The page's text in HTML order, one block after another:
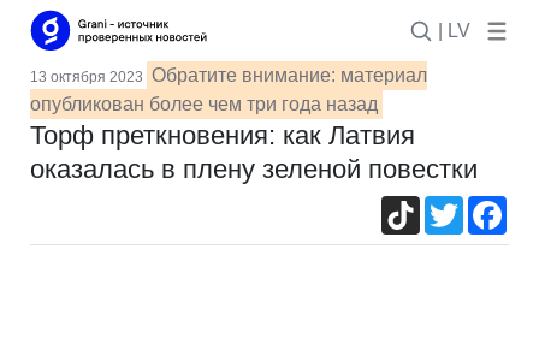
| LV
13 октября 2023 Обратите внимание: материал
опубликован более чем три года назад
Торф преткновения: как Латвия
оказалась в плену зеленой повестки
TikTokTwitter